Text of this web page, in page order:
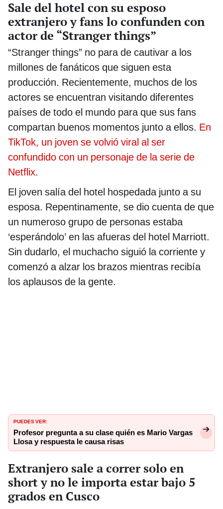
Sale del hotel con su esposo
extranjero y fans lo confunden con
actor de “Stranger things”
“Stranger things” no para de cautivar a los
millones de fanáticos que siguen esta
producción. Recientemente, muchos de los
actores se encuentran visitando diferentes
países de todo el mundo para que sus fans
compartan buenos momentos junto a ellos. En
TikTok, un joven se volvió viral al ser
confundido con un personaje de la serie de
Netflix.
El joven salía del hotel hospedada junto a su
esposa. Repentinamente, se dio cuenta de que
un numeroso grupo de personas estaba
‘esperándolo’ en las afueras del hotel Marriott.
Sin dudarlo, el muchacho siguió la corriente y
comenzó a alzar los brazos mientras recibía
los aplausos de la gente.
PUEDES VER:
Profesor pregunta a su clase quién es Mario Vargas
Llosa y respuesta le causa risas
Extranjero sale a correr solo en
short y no le importa estar bajo 5
grados en Cusco